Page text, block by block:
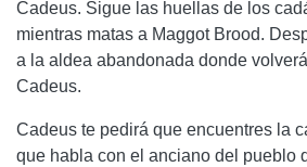
Cadeus. Sigue las huellas de los
mientras matas a Maggot Brood.
a la aldea abandonada donde
Cadeus.
Cadeus te pedirá que encuentres la
que habla con el anciano del pueblo